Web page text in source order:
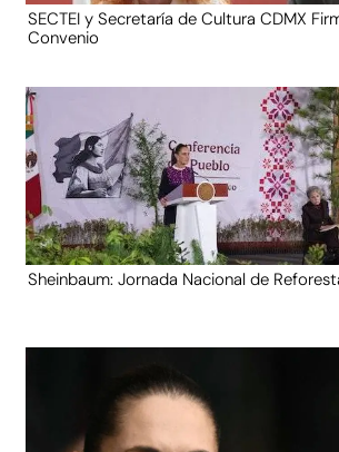
SECTEI y Secretaría de Cultura CDMX
Convenio
Sheinbaum: Jornada Nacional de